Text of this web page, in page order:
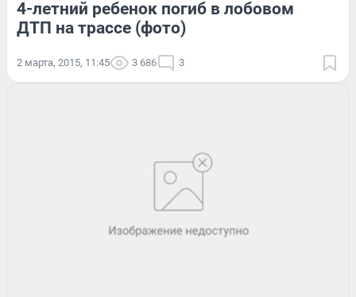
4-летний ребенок погиб в лобовом
ДТП на трассе (фото)
2 марта, 2015, 11:45 3 686 3